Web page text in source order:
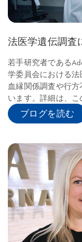
法医学遺伝調査
若手研究者である
学委員会における法
血縁関係調査や行
います。詳細は、こ
ブログを読む